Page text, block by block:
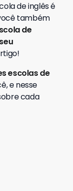
de inglês é
também
de
escolas de
e nesse
cada